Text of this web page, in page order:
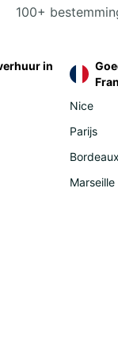
100+
in
Nice
Parijs
Bordeaux
Marseille